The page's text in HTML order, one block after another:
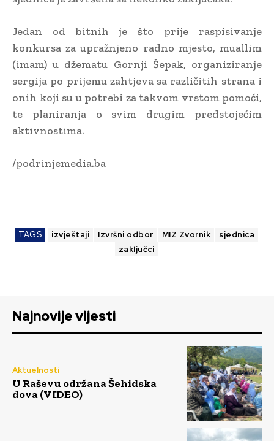
Jedan od bitnih je što prije raspisivanje
konkursa za upražnjeno radno mjesto, muallim
(imam) u džematu Gornji Šepak, organiziranje
sergija po prijemu zahtjeva sa različitih strana i
onih koji su u potrebi za takvom vrstom pomoći,
te planiranja o svim drugim predstojećim
aktivnostima.
/podrinjemedia.ba
TAGS izvještaji Izvršni odbor MIZ Zvornik
sjednica
zaključci
Najnovije vijesti
Aktuelnosti
U Raševu održana Šehidska
dova (VIDEO)